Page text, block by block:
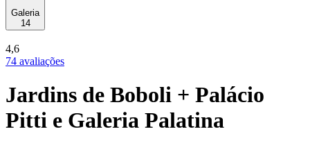
Galeria
14
4,6
74 avaliações
Jardins de Boboli + Palácio
Pitti e Galeria Palatina